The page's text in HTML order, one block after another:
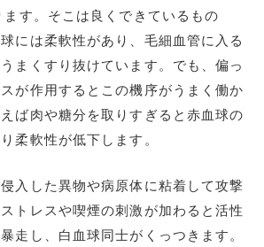
す。そこは良くできているもの
には柔軟性があり、毛細血管に入る
まくすり抜けています。でも、偏っ
が作用するとこの機序がうまく働か
ば肉や糖分を取りすぎると赤血球の
柔軟性が低下します。
入した異物や病原体に粘着して攻撃
トレスや喫煙の刺激が加わると活性
走し、白血球同士がくっつきます。